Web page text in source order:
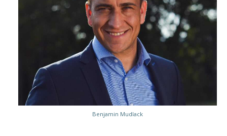
Benjamin Mudlack